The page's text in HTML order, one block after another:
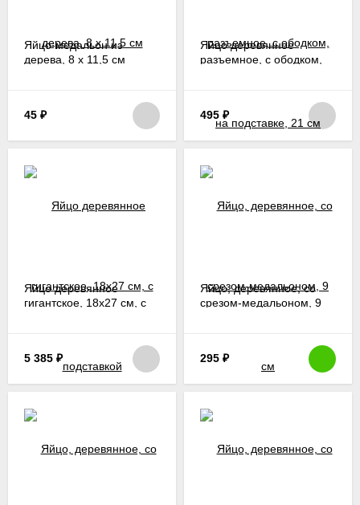
Яйцо-медальон из
дерева, 8 х 11,5 см
45 ₽
Яйцо деревянное
разъемное, с ободком,
495 ₽
Яйцо деревянное
гигантское, 18х27 см, с
5 385 ₽
Яйцо, деревянное, со
срезом-медальоном, 9
295 ₽